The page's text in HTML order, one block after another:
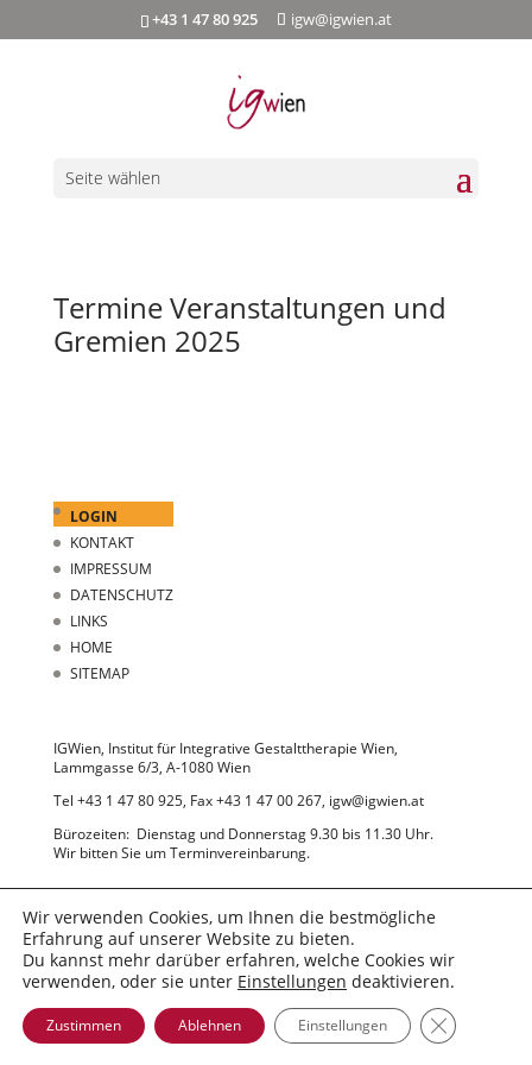
+43 1 47 80 925 igw@igwien.at
Seite wählen
Termine Veranstaltungen und
Gremien 2025
LOGIN
KONTAKT
IMPRESSUM
DATENSCHUTZ
LINKS
HOME
SITEMAP
IGWien, Institut für Integrative Gestalttherapie Wien,
Lammgasse 6/3, A-1080 Wien
Tel +43 1 47 80 925, Fax +43 1 47 00 267, igw@igwien.at
Bürozeiten: Dienstag und Donnerstag 9.30 bis 11.30 Uhr.
Wir bitten Sie um Terminvereinbarung.
© 2022 IGWien
Wir verwenden Cookies, um Ihnen die bestmögliche
Erfahrung auf unserer Website zu bieten.
Du kannst mehr darüber erfahren, welche Cookies wir
verwenden, oder sie unter Einstellungen deaktivieren.
Zustimmen Ablehnen Einstellungen GDPR